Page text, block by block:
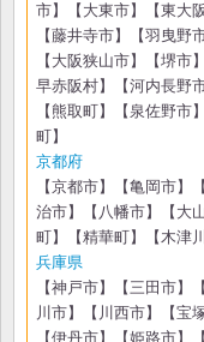
市】【大東市】【東大
【藤井寺市】【羽曳野
【大阪狭山市】【堺
早赤阪村】【河内長野
【熊取町】【泉佐野市
町】
京都府
【京都市】【亀岡市
治市】【八幡市】【大
町】【精華町】【木津川
兵庫県
【神戸市】【三田市
川市】【川西市】【宝
【伊丹市】【姫路市】